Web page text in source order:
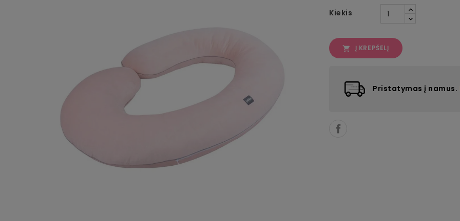
Kiekis
 Į KREPŠELĮ
Pristatymas į namus.